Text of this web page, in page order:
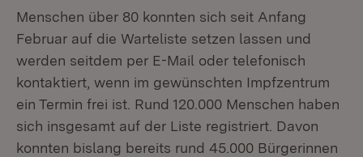
Menschen über 80 konnten sich seit Anfang
Februar auf die Warteliste setzen lassen und
werden seitdem per E-Mail oder telefonisch
kontaktiert, wenn im gewünschten Impfzentrum
ein Termin frei ist. Rund 120.000 Menschen haben
sich insgesamt auf der Liste registriert. Davon
konnten bislang bereits rund 45.000 Bürgerinnen